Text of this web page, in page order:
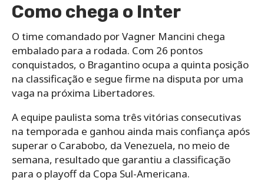
Como chega o Inter
O time comandado por Vagner Mancini chega
embalado para a rodada. Com 26 pontos
conquistados, o Bragantino ocupa a quinta posição
na classificação e segue firme na disputa por uma
vaga na próxima Libertadores.
A equipe paulista soma três vitórias consecutivas
na temporada e ganhou ainda mais confiança após
superar o Carabobo, da Venezuela, no meio de
semana, resultado que garantiu a classificação
para o playoff da Copa Sul-Americana.